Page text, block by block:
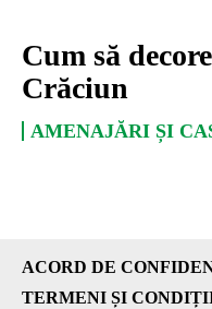
Cum să
Crăciun
AMENAJĂRI ȘI
ACORD DE
TERMENI ȘI